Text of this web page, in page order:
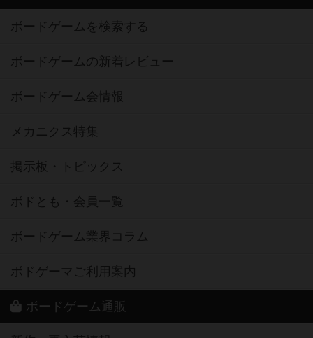
ボードゲームを検索する
ボードゲームの新着レビュー
ボードゲーム会情報
メカニクス特集
掲示板・トピックス
ボドとも・会員一覧
ボードゲーム業界コラム
ボドゲーマご利用案内
ボードゲーム通販